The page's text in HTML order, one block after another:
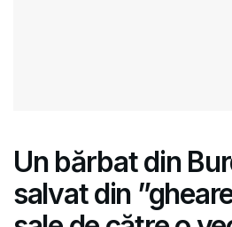
Un bărbat din
salvat din